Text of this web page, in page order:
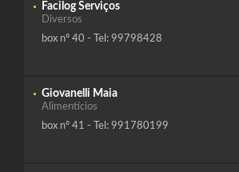
Facilog Serviços
Diversos
box nº 40 - Tel: 99798428
Giovanelli Maia
Alimentícios
box nº 41 - Tel: 991780199